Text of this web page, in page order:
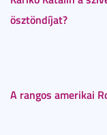
ösztöndíjat?
A rangos amerikai